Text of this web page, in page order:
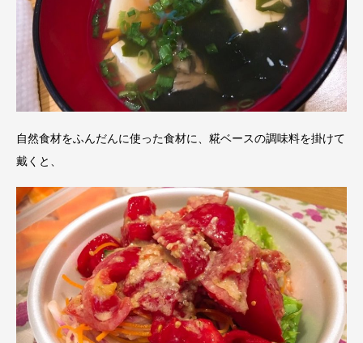
自然食材をふんだんに使った食材に、糀ベースの調味料を掛けて
戴くと、